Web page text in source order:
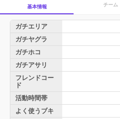
基本情報 チーム
ガチエリア
ガチヤグラ
ガチホコ
ガチアサリ
フレンドコー
ド
活動時間帯
よく使うブキ